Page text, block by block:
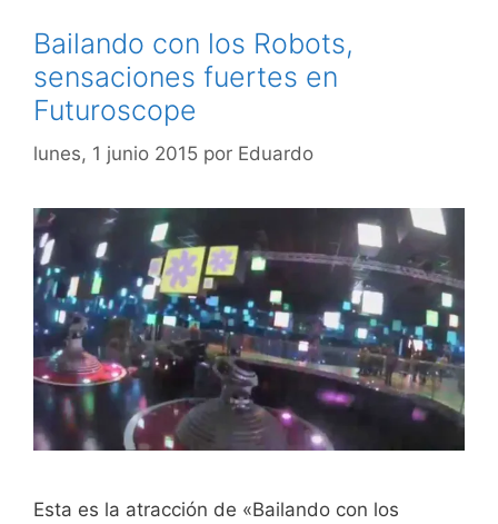
Bailando con los Robots,
sensaciones fuertes en
Futuroscope
lunes, 1 junio 2015 por Eduardo
Esta es la atracción de «Bailando con los